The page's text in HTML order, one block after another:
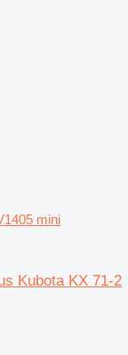
mini
Kubota KX 71-2